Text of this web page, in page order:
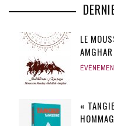
LE
«